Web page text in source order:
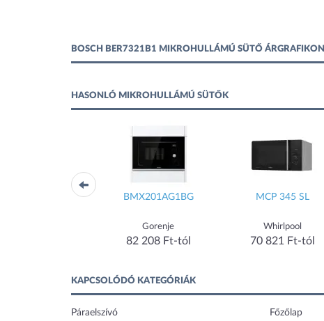
BOSCH BER7321B1 MIKROHULLÁMÚ SÜTŐ ÁRGRAFIKON
HASONLÓ MIKROHULLÁMÚ SÜTŐK
BMX201AG1BG
Gorenje
82 208 Ft-tól
MCP 345 SL
Whirlpool
70 821 Ft-tól
KAPCSOLÓDÓ KATEGÓRIÁK
Páraelszívó Főzőlap